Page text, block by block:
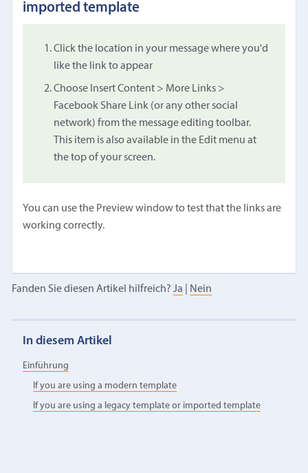
imported template
Click the location in your message where you'd
like the link to appear
Choose Insert Content > More Links >
Facebook Share Link (or any other social
network) from the message editing toolbar.
This item is also available in the Edit menu at
the top of your screen.
You can use the Preview window to test that the links are
working correctly.
Fanden Sie diesen Artikel hilfreich? Ja Nein
In diesem Artikel
Einführung
If you are using a modern template
If you are using a legacy template or imported template